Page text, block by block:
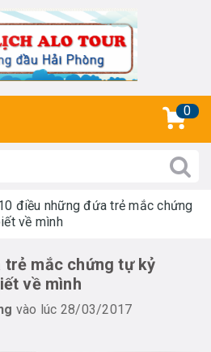
0
điều những đứa trẻ mắc chứng
về mình
trẻ mắc chứng tự kỷ
về mình
vào lúc 28/03/2017